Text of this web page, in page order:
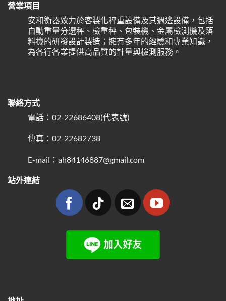
營業項目
安和衡器致力於客製化秤重設備及其週邊設備，包括
自動重量分選秤、檢重秤、包裝機、金屬檢測機及落
料機的研發設計製造；擁有多年的經驗和專業知識，
為各行各業提供高品質的計量與檢測服務。
聯絡方式
電話：02-22686408(代表號)
傳真：02-22682738
E-mail：ah84146887@gmail.com
站外連結